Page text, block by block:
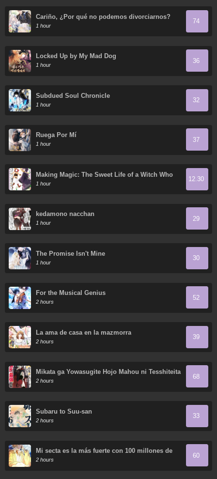
Cariño, ¿Por qué no podemos divorciarnos?
1 hour
74
Locked Up by My Mad Dog
1 hour
36
Subdued Soul Chronicle
1 hour
32
Ruega Por Mí
1 hour
37
Making Magic: The Sweet Life of a Witch Who
Knows an Infinite MP Loophole
1 hour
12.30
kedamono nacchan
1 hour
29
The Promise Isn't Mine
1 hour
30
For the Musical Genius
2 hours
52
La ama de casa en la mazmorra
2 hours
39
Mikata ga Yowasugite Hojo Mahou ni Tesshiteita
Kyuutei Mahoushi, Tsuihou sarete Saikyou wo
Mezasu
2 hours
68
Subaru to Suu-san
2 hours
33
Mi secta es la más fuerte con 100 millones de
puntos
2 hours
60